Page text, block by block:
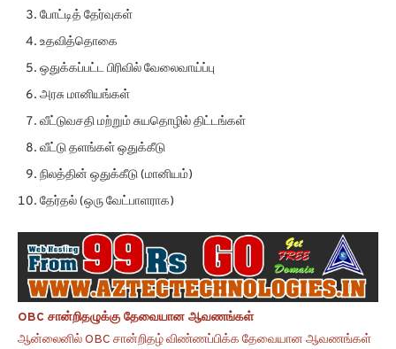
போட்டித் தேர்வுகள்
உதவித்தொகை
ஒதுக்கப்பட்ட பிரிவில் வேலைவாய்ப்பு
அரசு மானியங்கள்
வீட்டுவசதி மற்றும் சுயதொழில் திட்டங்கள்
வீட்டு தளங்கள் ஒதுக்கீடு
நிலத்தின் ஒதுக்கீடு (மானியம்)
தேர்தல் (ஒரு வேட்பாளராக)
OBC சான்றிதழுக்கு தேவையான ஆவணங்கள்
ஆன்லைனில் OBC சான்றிதழ் விண்ணப்பிக்க தேவையான ஆவணங்கள்